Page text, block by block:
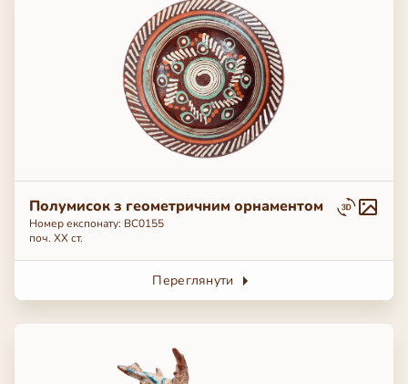
Полумисок з геометричним орнаментом
Номер експонату: ВС0155
поч. ХХ ст.
Переглянути